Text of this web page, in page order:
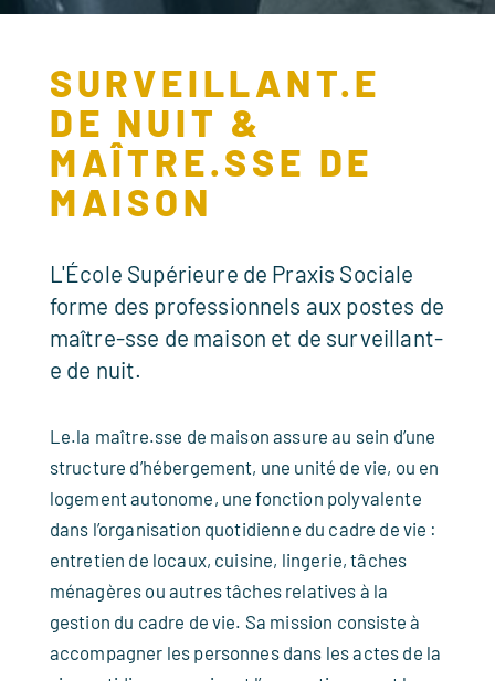
SURVEILLANT.E
DE NUIT &
MAÎTRE.SSE DE
MAISON
L'École Supérieure de Praxis Sociale
forme des professionnels aux postes de
maître-sse de maison et de surveillant-
e de nuit.
Le.la maître.sse de maison assure au sein d’une
structure d’hébergement, une unité de vie, ou en
logement autonome, une fonction polyvalente
dans l’organisation quotidienne du cadre de vie :
entretien de locaux, cuisine, lingerie, tâches
ménagères ou autres tâches relatives à la
gestion du cadre de vie. Sa mission consiste à
accompagner les personnes dans les actes de la